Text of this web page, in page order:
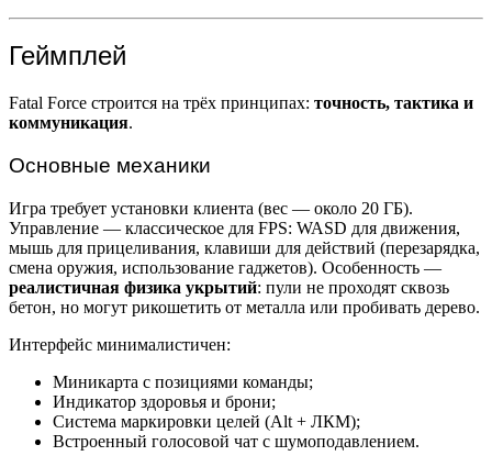
Геймплей
Fatal Force строится на трёх принципах: точность, тактика и
коммуникация.
Основные механики
Игра требует установки клиента (вес — около 20 ГБ).
Управление — классическое для FPS: WASD для движения,
мышь для прицеливания, клавиши для действий (перезарядка,
смена оружия, использование гаджетов). Особенность —
реалистичная физика укрытий: пули не проходят сквозь
бетон, но могут рикошетить от металла или пробивать дерево.
Интерфейс минималистичен:
Миникарта с позициями команды;
Индикатор здоровья и брони;
Система маркировки целей (Alt + ЛКМ);
Встроенный голосовой чат с шумоподавлением.